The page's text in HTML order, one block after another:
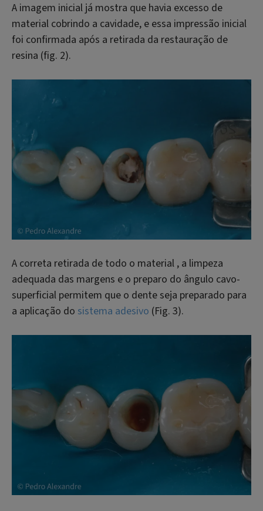
A imagem inicial já mostra que havia excesso de
material cobrindo a cavidade, e essa impressão inicial
foi confirmada após a retirada da restauração de
resina (fig. 2).
A correta retirada de todo o material , a limpeza
adequada das margens e o preparo do ângulo cavo-
superficial permitem que o dente seja preparado para
a aplicação do sistema adesivo (Fig. 3).